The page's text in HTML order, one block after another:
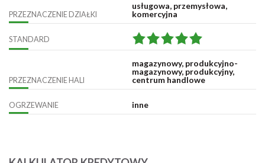
PRZEZNACZENIE DZIAŁKI
usługowa, przemysłowa,
komercyjna
STANDARD
PRZEZNACZENIE HALI
magazynowy, produkcyjno-
magazynowy, produkcyjny,
centrum handlowe
OGRZEWANIE inne